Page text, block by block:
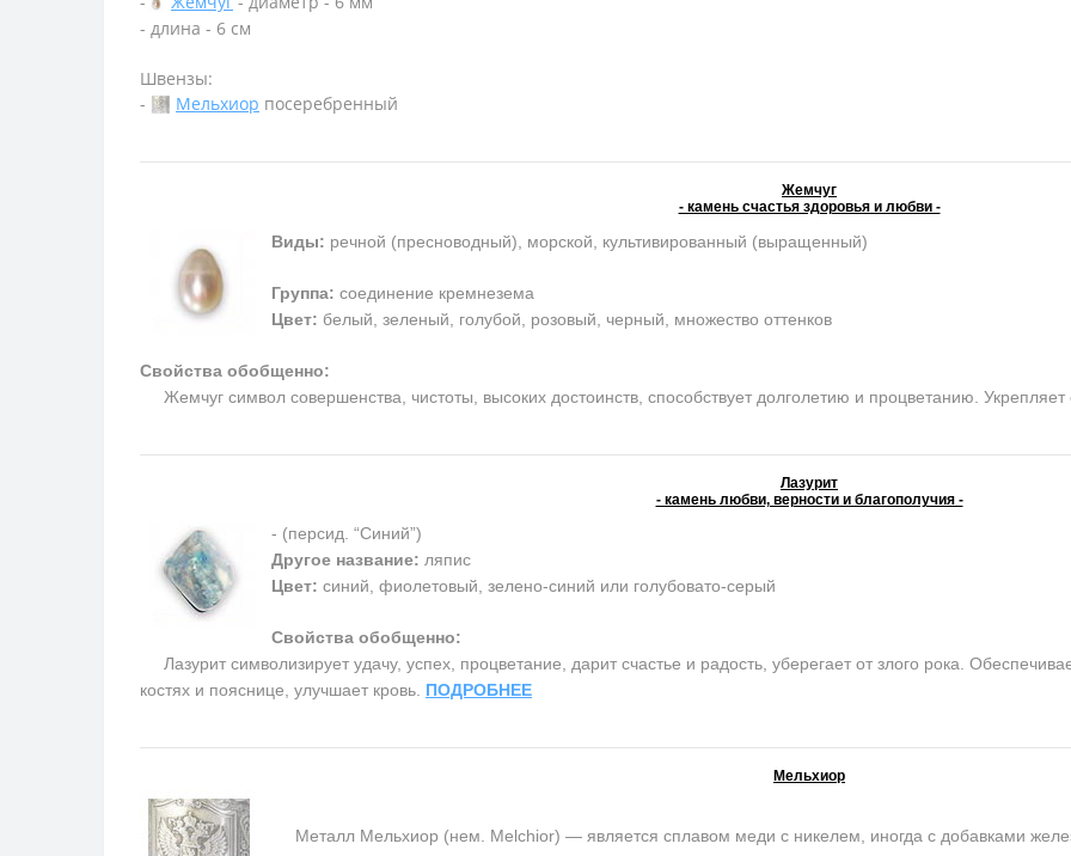
- длина - 6 см
Швензы:
-
Мельхиор посеребренный
Жемчуг
- камень счастья здоровья и любви -
Виды: речной (пресноводный), морской, культивированный (выращенный)
Группа: соединение кремнезема
Цвет: белый, зеленый, голубой, розовый, черный, множество оттенков
Свойства обобщенно:
Жемчуг символ совершенства, чистоты, высоких достоинств, способствует долголетию и процветанию.
Лазурит
- камень любви, верности и благополучия -
- (персид. “Синий”)
Другое название: ляпис
Цвет: синий, фиолетовый, зелено-синий или голубовато-серый
Свойства обобщенно:
Лазурит символизирует удачу, успех, процветание, дарит счастье и радость, уберегает от злого рока.
костях и пояснице, улучшает кровь. ПОДРОБНЕЕ
Мельхиор
Металл Мельхиор (нем. Melchior) — является сплавом меди с никелем, иногда с добавками